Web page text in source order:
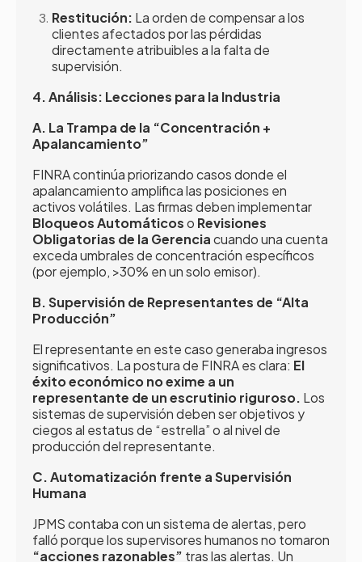
Restitución: La orden de compensar a los
clientes afectados por las pérdidas
directamente atribuibles a la falta de
supervisión.
4. Análisis: Lecciones para la Industria
A. La Trampa de la “Concentración +
Apalancamiento”
FINRA continúa priorizando casos donde el
apalancamiento amplifica las posiciones en
activos volátiles. Las firmas deben implementar
Bloqueos Automáticoso Revisiones
Obligatorias de la Gerenciacuando una cuenta
exceda umbrales de concentración específicos
(por ejemplo, >30% en un solo emisor).
B. Supervisión de Representantes de “Alta
Producción”
El representante en este caso generaba ingresos
significativos. La postura de FINRA es clara: El
éxito económico no exime a un
representante de un escrutinio riguroso. Los
sistemas de supervisión deben ser objetivos y
ciegos al estatus de “estrella” o al nivel de
producción del representante.
C. Automatización frente a Supervisión
Humana
JPMS contaba con un sistema de alertas, pero
falló porque los supervisores humanos no tomaron
“acciones razonables” tras las alertas. Un